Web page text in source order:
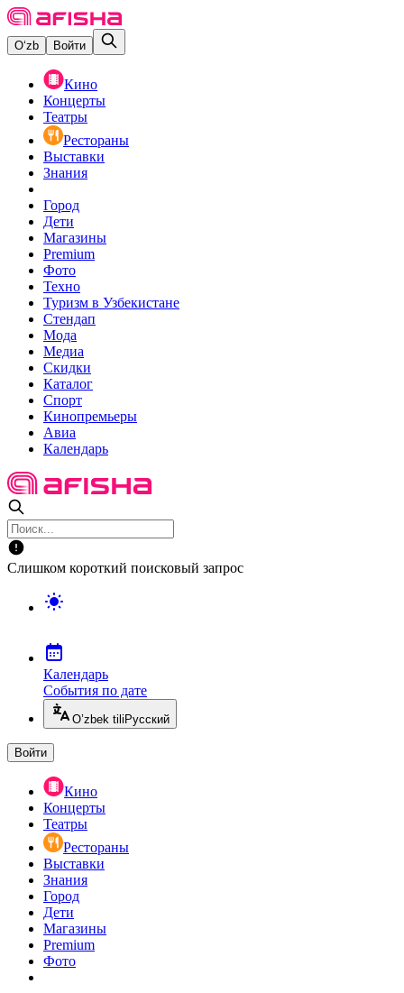
O‘zb Войти
Кино
Концерты
Театры
Рестораны
Выставки
Знания
Город
Дети
Магазины
Premium
Фото
Техно
Туризм в Узбекистане
Стендап
Мода
Медиа
Скидки
Каталог
Спорт
Кинопремьеры
Авиа
Календарь
Слишком короткий поисковый запрос
Календарь
События по дате
O’zbek tili Русский
Войти
Кино
Концерты
Театры
Рестораны
Выставки
Знания
Город
Дети
Магазины
Premium
Фото